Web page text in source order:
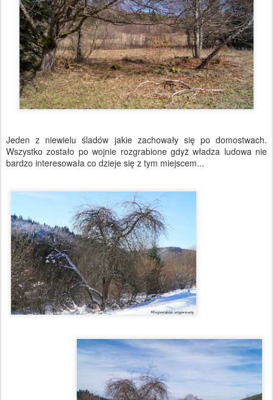
Jeden z niewielu śladów jakie zachowały się po domostwach.
Wszystko zostało po wojnie rozgrabione gdyż władza ludowa nie
bardzo interesowała co dzieje się z tym miejscem...